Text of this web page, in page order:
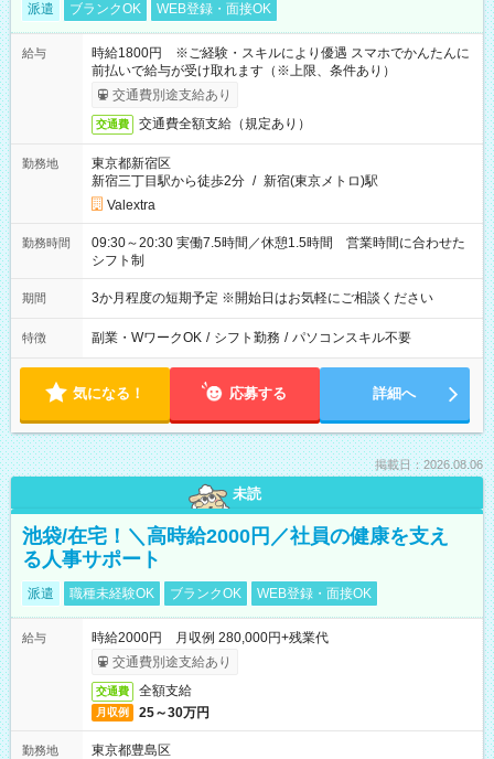
派遣 ブランクOK WEB登録・面接OK
給与
時給1800円 ※ご経験・スキルにより優遇 スマホでかんたんに
前払いで給与が受け取れます（※上限、条件あり）
交通費別途支給あり
交通費 交通費全額支給（規定あり）
勤務地
東京都新宿区
新宿三丁目駅から徒歩2分 / 新宿(東京メトロ)駅
Valextra
勤務時間
09:30～20:30 実働7.5時間／休憩1.5時間 営業時間に合わせた
シフト制
期間 3か月程度の短期予定 ※開始日はお気軽にご相談ください
特徴 副業・WワークOK / シフト勤務 / パソコンスキル不要
気になる！ 応募する 詳細へ
掲載日：2026.08.06
未読
池袋/在宅！＼高時給2000円／社員の健康を支え
る人事サポート
派遣 職種未経験OK ブランクOK WEB登録・面接OK
給与
時給2000円 月収例 280,000円+残業代
交通費別途支給あり
交通費 全額支給
月収例 25～30万円
勤務地
東京都豊島区